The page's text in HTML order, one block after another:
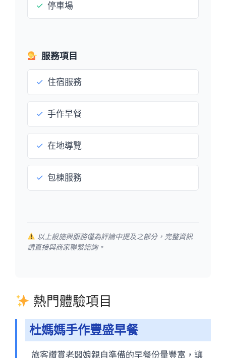
✓ 停車場
服務項目
✓ 住宿服務
✓ 手作早餐
✓ 在地導覽
✓ 包棟服務
以上設施與服務僅為評論中提及之部分，完整資訊
請直接與商家聯繫諮詢。
熱門體驗項目
杜媽媽手作豐盛早餐
旅客讚賞老闆娘親自準備的早餐份量豐富，讓